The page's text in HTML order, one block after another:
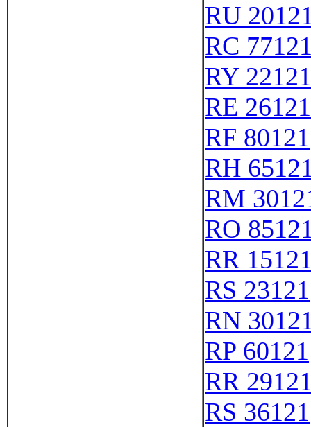
RU
RC
RY 22121
RE 26121
RF 80121
RH
RM
RO
RR
RS 23121
RN
RP 60121
RR
RS 36121